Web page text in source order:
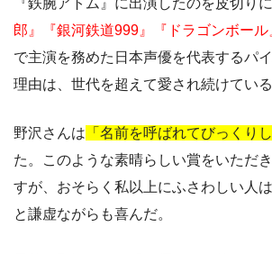
『鉄腕アトム』に出演したのを皮切りに
郎』『銀河鉄道999』『ドラゴンボール
で主演を務めた日本声優を代表するパ
理由は、世代を超えて愛され続けている
野沢さんは 「名前を呼ばれてびっくりし
た。このような素晴らしい賞をいただ
すが、おそらく私以上にふさわしい人
と謙虚ながらも喜んだ。